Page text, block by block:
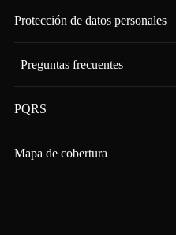
Protección de datos personales
Preguntas frecuentes
PQRS
Mapa de cobertura